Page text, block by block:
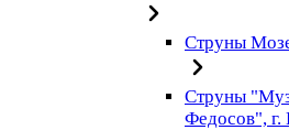
Струны
Струны
Федосов", г.